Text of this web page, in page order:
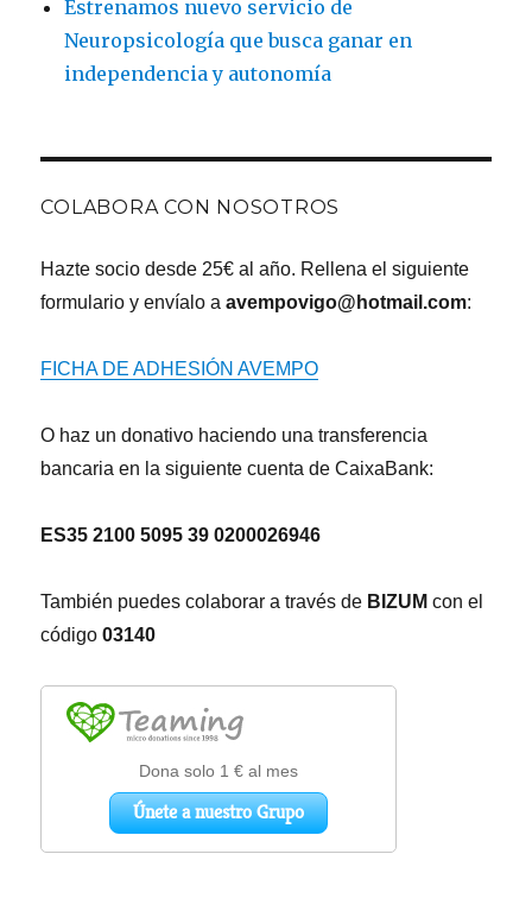
Estrenamos nuevo servicio de
Neuropsicología que busca ganar en
independencia y autonomía
COLABORA CON NOSOTROS
Hazte socio desde 25€ al año. Rellena el siguiente
formulario y envíalo aavempovigo@hotmail.com:
FICHA DE ADHESIÓN AVEMPO
O haz un donativo haciendo una transferencia
bancaria en la siguiente cuenta de CaixaBank:
ES35 2100 5095 39 0200026946
También puedes colaborar a través de BIZUM con el
código 03140